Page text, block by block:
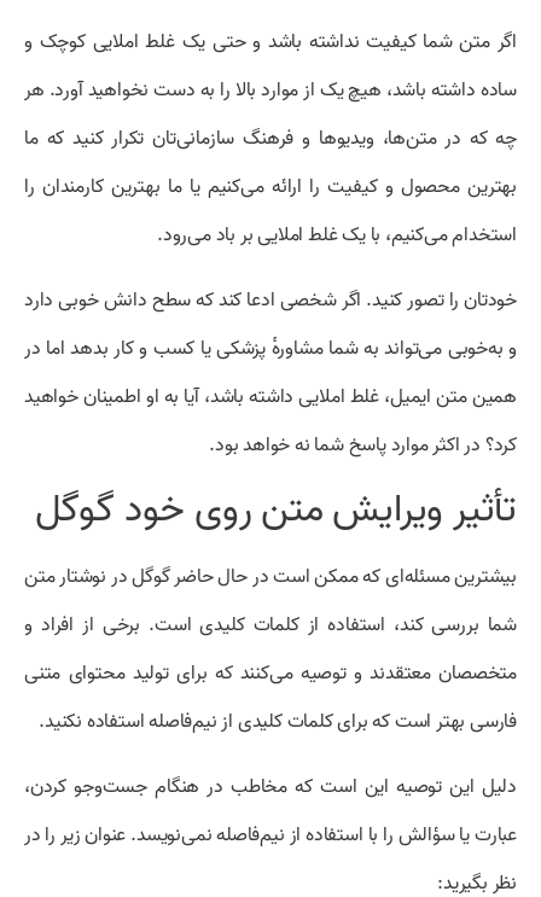
اگر متن شما کیفیت نداشته باشد و حتی یک غلط املایی کوچک و
ساده داشته باشد، هیچ یک از موارد بالا را به دست نخواهید آورد. هر
چه که در متن‌ها، ویدیو‌ها و فرهنگ سازمانی‌تان تکرار کنید که ما
بهترین محصول و کیفیت را ارائه می‌کنیم یا ما بهترین کارمندان را
استخدام می‌کنیم، با یک غلط املایی بر باد می‌رود.
خودتان را تصور کنید. اگر شخصی ادعا کند که سطح دانش خوبی دارد
و به‌خوبی می‌تواند به شما مشاورهٔ پزشکی یا کسب و کار بدهد اما در
همین متن ایمیل، غلط املایی داشته باشد، آیا به او اطمینان خواهید
کرد؟ در اکثر موارد پاسخ شما نه خواهد بود.
تأثیر ویرایش متن روی خود گوگل
بیشترین مسئله‌ای که ممکن است در حال حاضر گوگل در نوشتار متن
شما بررسی کند، استفاده از کلمات کلیدی است. برخی از افراد و
متخصصان معتقدند و توصیه می‌کنند که برای تولید محتوای متنی
فارسی بهتر است که برای کلمات کلیدی از نیم‌فاصله استفاده نکنید.
دلیل این توصیه این است که مخاطب در هنگام جست‌وجو کردن،
عبارت یا سؤالش را با استفاده از نیم‌فاصله نمی‌نویسد. عنوان زیر را در
نظر بگیرید: